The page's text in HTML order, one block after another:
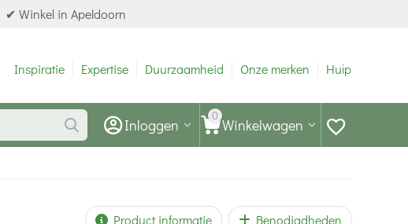
✔ Winkel in Apeldoorn
Inspiratie Expertise Duurzaamheid Onze merken Hulp
0 Winkelwagen
Inloggen
Product informatie Benodigdheden